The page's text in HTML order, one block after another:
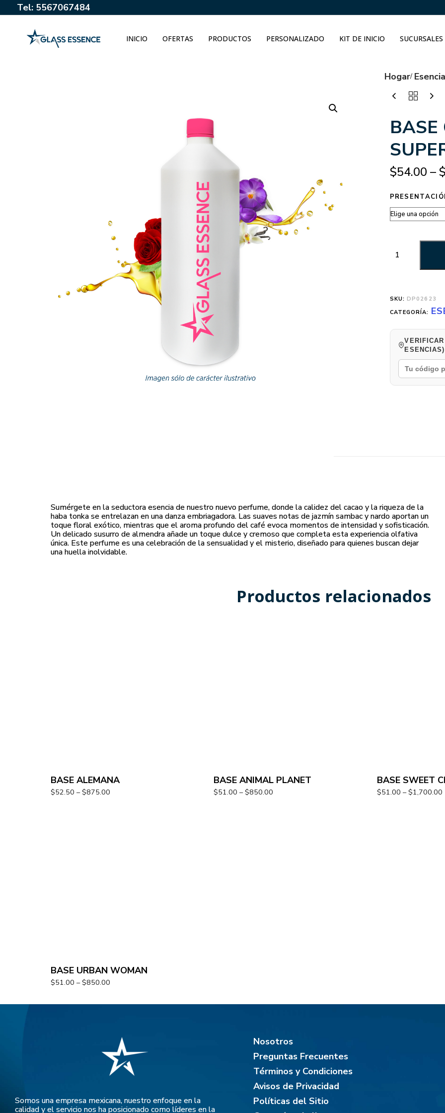
Tel: 5567067484
INICIO OFERTAS PRODUCTOS PERSONALIZADO KIT DE INICIO SUCURSALES
Hogar
BASE
$54.00 – $
SKU: DP02623
CATEGORÍA:
ESENCIAS)
Sumérgete en la seductora esencia de nuestro nuevo perfume, donde la calidez del cacao y la riqueza de la
haba tonka se entrelazan en una danza embriagadora. Las suaves notas de jazmín sambac y nardo aportan un
toque floral exótico, mientras que el aroma profundo del café evoca momentos de intensidad y sofisticación.
Un delicado susurro de almendra añade un toque dulce y cremoso que completa esta experiencia olfativa
única. Este perfume es una celebración de la sensualidad y el misterio, diseñado para quienes buscan dejar
una huella inolvidable.
Productos relacionados
BASE ALEMANA
$52.50 – $875.00
BASE ANIMAL PLANET
$51.00 – $850.00
BASE SWEET
$51.00 – $1,700.00
BASE URBAN WOMAN
$51.00 – $850.00
Somos una empresa mexicana, nuestro enfoque en la
calidad y el servicio nos ha posicionado como líderes en la
Nosotros
Preguntas Frecuentes
Términos y Condiciones
Avisos de Privacidad
Políticas del Sitio